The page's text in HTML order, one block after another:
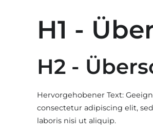
H1 -
H2 -
Hervorgehobener Text:
consectetur adipiscing elit,
laboris nisi ut aliquip.